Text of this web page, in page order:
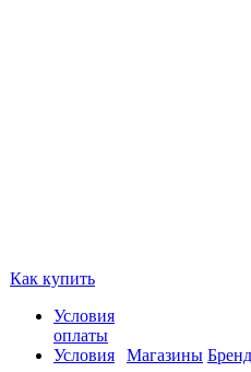
Как купить
Условия
оплаты
Условия
Магазины